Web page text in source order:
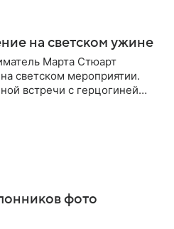
на светском ужине
Марта Стюарт
светском мероприятии.
встречи с герцогиней
фото